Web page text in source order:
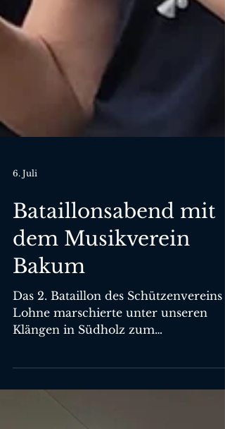
6. Juli
Bataillonsabend mit
dem Musikverein
Bakum
Lohne marschierte unter unseren
Klängen in Südholz zum